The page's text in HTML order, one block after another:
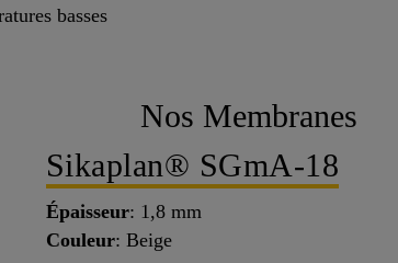
basses
Nos Membranes
Sikaplan® SGmA-18
Épaisseur: 1,8 mm
Couleur: Beige